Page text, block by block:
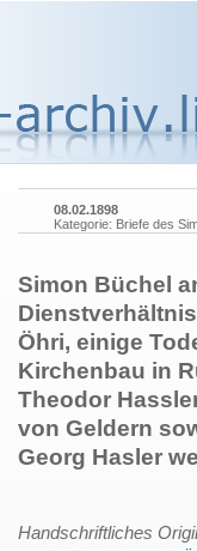
08.02.1898
Kategorie: Briefe des
Simon Büchel
Öhri, einige
Kirchenbau in
Theodor
von Geldern
Georg Hasler
Handschriftliches